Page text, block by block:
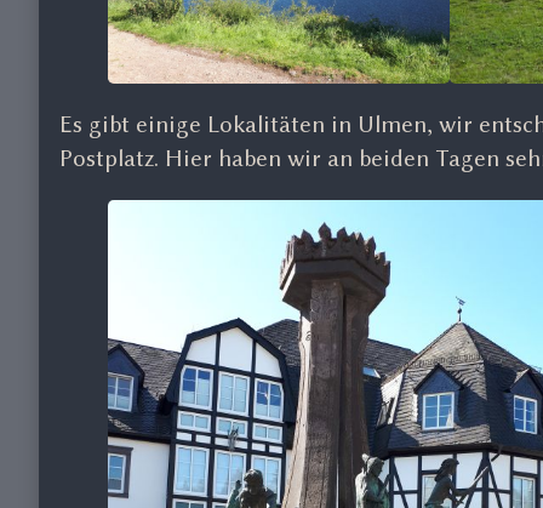
Es gibt einige Lokalitäten in Ulmen, wir
Postplatz. Hier haben wir an beiden Tagen